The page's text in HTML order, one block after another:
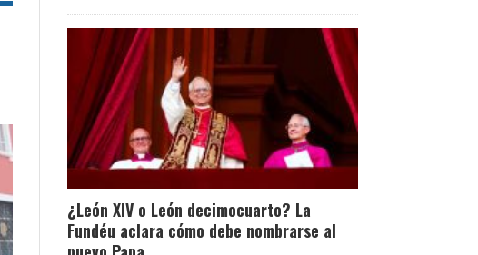
¿León XIV o León decimocuarto? La
Fundéu aclara cómo debe nombrarse al